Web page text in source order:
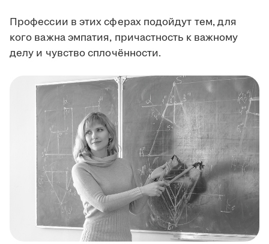
Профессии в этих сферах подойдут тем, для
кого важна эмпатия, причастность к важному
делу и чувство сплочённости.